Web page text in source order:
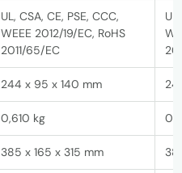
UL, CSA, CE, PSE, CCC,
WEEE 2012/19/EC, RoHS
2011/65/EC
244 x 95 x 140 mm
0,610 kg
385 x 165 x 315 mm